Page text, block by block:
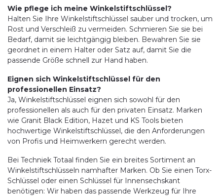
Wie pflege ich meine Winkelstiftschlüssel?
Halten Sie Ihre Winkelstiftschlüssel sauber und trocken, um
Rost und Verschleiß zu vermeiden. Schmieren Sie sie bei
Bedarf, damit sie leichtgängig bleiben. Bewahren Sie sie
geordnet in einem Halter oder Satz auf, damit Sie die
passende Größe schnell zur Hand haben.
Eignen sich Winkelstiftschlüssel für den
professionellen Einsatz?
Ja, Winkelstiftschlüssel eignen sich sowohl für den
professionellen als auch für den privaten Einsatz. Marken
wie Granit Black Edition, Hazet und KS Tools bieten
hochwertige Winkelstiftschlüssel, die den Anforderungen
von Profis und Heimwerkern gerecht werden.
Bei Techniek Totaal finden Sie ein breites Sortiment an
Winkelstiftschlüsseln namhafter Marken. Ob Sie einen Torx-
Schlüssel oder einen Schlüssel für Innensechskant
benötigen: Wir haben das passende Werkzeug für Ihre